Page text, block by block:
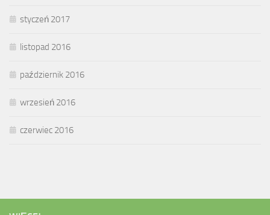
styczeń 2017
listopad 2016
październik 2016
wrzesień 2016
czerwiec 2016